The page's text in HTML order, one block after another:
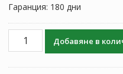
Гаранция: 180 дни
количество
Добавяне в